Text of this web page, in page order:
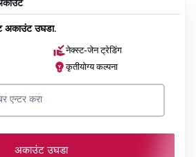
अकाउंट उघडा.
नेक्स्ट-जेन ट्रेडिंग
कृतीयोग्य कल्पना
अकाउंट उघडा